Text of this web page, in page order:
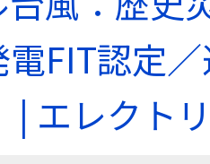
FIT認定
| エレクト